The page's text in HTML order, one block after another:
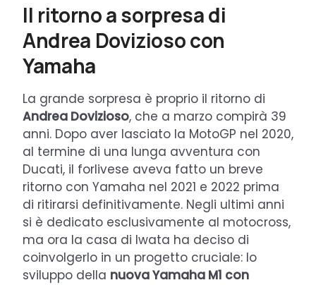
Il ritorno a sorpresa di
Andrea Dovizioso con
Yamaha
La grande sorpresa è proprio il ritorno di
Andrea Dovizioso, che a marzo compirà 39
anni. Dopo aver lasciato la MotoGP nel 2020,
al termine di una lunga avventura con
Ducati, il forlivese aveva fatto un breve
ritorno con Yamaha nel 2021 e 2022 prima
di ritirarsi definitivamente. Negli ultimi anni
si è dedicato esclusivamente al motocross,
ma ora la casa di Iwata ha deciso di
coinvolgerlo in un progetto cruciale: lo
sviluppo della nuova Yamaha M1 con